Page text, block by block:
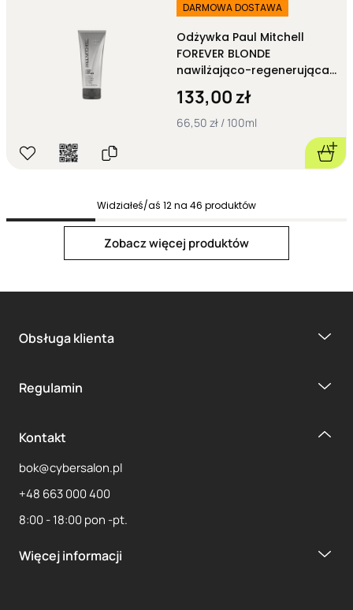
DARMOWA DOSTAWA
Odżywka Paul Mitchell
FOREVER BLONDE
nawilżająco-regenerująca
200ml
133,00 zł
66,50 zł / 100ml
Widziałeś/aś 12na 46 produktów
Zobacz więcej produktów
Next page
Obsługa klienta
Regulamin
Kontakt
bok@cybersalon.pl
+48 663 000 400
8:00 - 18:00 pon -pt.
Więcej informacji